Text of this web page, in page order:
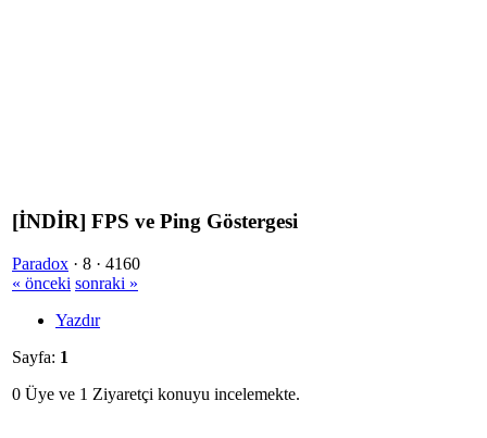
[İNDİR] FPS ve Ping Göstergesi
Paradox · 8 · 4160
« önceki sonraki »
Yazdır
Sayfa: 1
0 Üye ve 1 Ziyaretçi konuyu incelemekte.